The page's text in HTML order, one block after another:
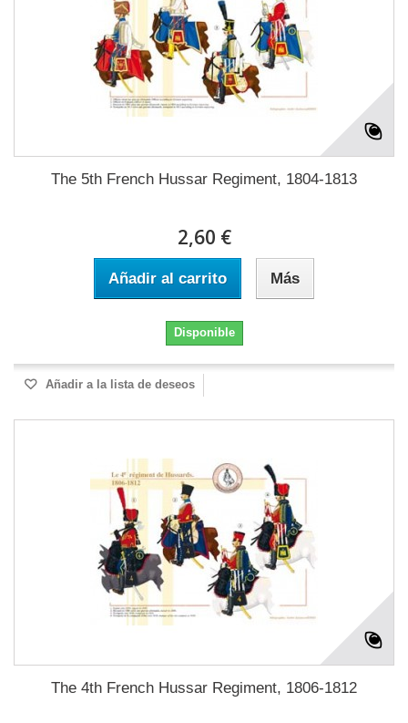
The 5th French Hussar Regiment, 1804-1813
2,60 €
Añadir al carrito Más
Disponible
Añadir a la lista de deseos
The 4th French Hussar Regiment, 1806-1812